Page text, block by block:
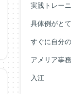
実践トレー
具体例がと
すぐに自分
アメリア事
入江